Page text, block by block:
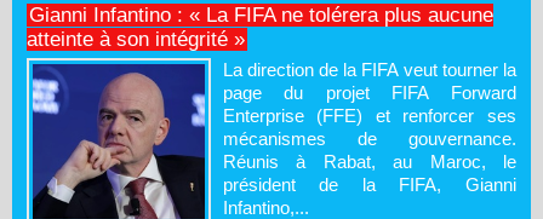
Gianni Infantino : « La FIFA ne tolérera plus aucune
atteinte à son intégrité »
La direction de la FIFA veut tourner la
page du projet FIFA Forward
Enterprise (FFE) et renforcer ses
mécanismes de gouvernance.
Réunis à Rabat, au Maroc, le
président de la FIFA, Gianni
Infantino,...